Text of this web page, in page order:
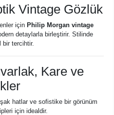
Vintage Gözlük
için Philip Morgan vintage
detaylarla birleştirir. Stilinde
bir tercihtir.
Kare ve
hatlar ve sofistike bir görünüm
için idealdir.